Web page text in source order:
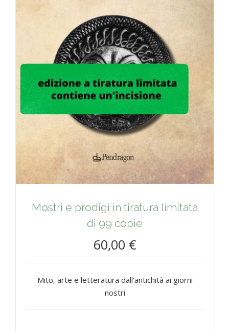
Mostri e prodigi in tiratura limitata
di 99 copie
60,00 €
Mito, arte e letteratura dall’antichità ai giorni
nostri